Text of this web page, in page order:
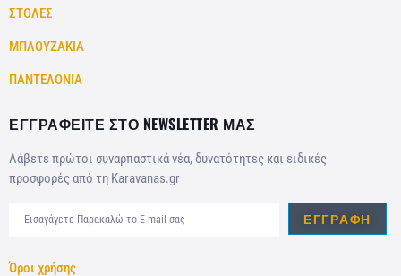
ΣΤΟΛΕΣ
ΜΠΛΟΥΖΑΚΙΑ
ΠΑΝΤΕΛΟΝΙΑ
ΕΓΓΡΑΦΕΙΤΕ ΣΤΟ NEWSLETTER ΜΑΣ
Λάβετε πρώτοι συναρπαστικά νέα, δυνατότητες και ειδικές
προσφορές από τη Karavanas.gr
ΕΓΓΡΑΦΉ
Όροι χρήσης